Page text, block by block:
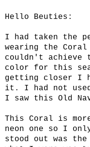
Hello Beuties:
I had taken the
wearing the
couldn't
color for this
getting closer I
it. I had not
I saw this Old
This Coral is
neon one so I
stood out was